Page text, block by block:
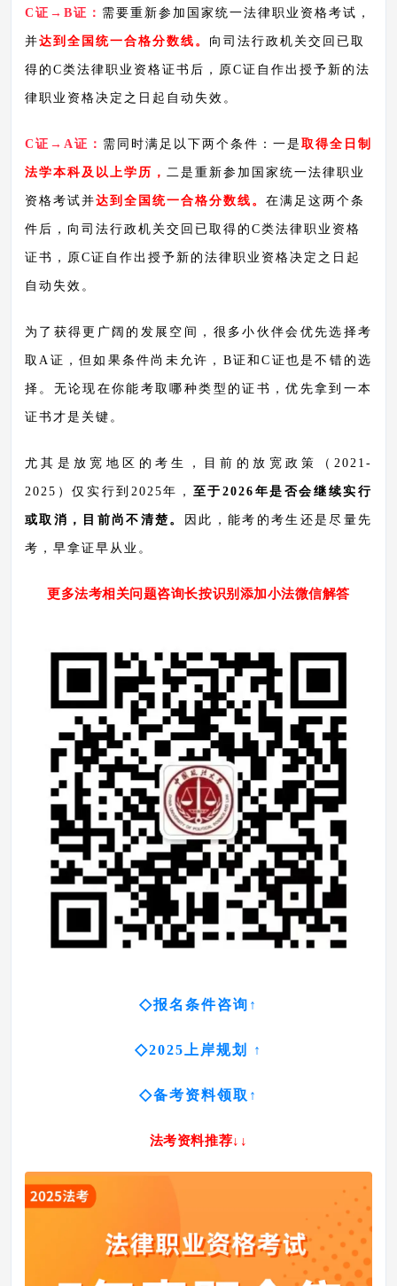
C证→B证： 需要重新参加国家统一法律职业资格考试，
并达到全国统一合格分数线。 向司法行政机关交回已取
得的 C类法律职业资格证书后，原C证自作出授予新的法
律职业资格决定之日起自动失效。
C证→A证： 需同时满足以下两个条件：一是 取得全日制
法学本科及以上学历， 二是重新参加国家统一法律职业
资格考试并达到全国统一合格分数线。 在满足这两个条
件后，向司法行政机关交回已取得的 C类法律职业资格
证书，原C证自作出授予新的法律职业资格决定之日起
自动失效。
为了获得更广阔的发展空间，很多小伙伴会优先选择考
取 A证，但如果条件尚未允许，B证和C证也是不错的选
择。无论现在你能考取哪种类型的证书，优先拿到一本
证书才是关键。
尤其是放宽地区的考生，目前的放宽政策（ 2021-
2025）仅实行到2025年， 至于 2026年是否会继续实行
或取消，目前尚不清楚。 因此，能考的考生还是尽量先
考，早拿证早从业。
更多法考相关问题咨询长按识别添加小法微信解答
◇报名条件咨询 ↑
◇2025上岸规划 ↑
◇备考资料领取 ↑
法考资料推荐↓↓